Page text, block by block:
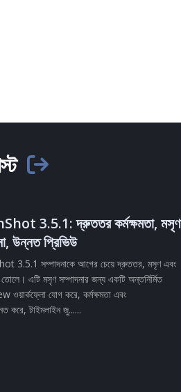
3.5.1: দ্রুততর কর্মক্ষমতা, মসৃণ
উন্নত প্রিভিউ
3.5.1 সম্পাদনাকে আগের চেয়ে দ্রুততর, মসৃণ এবং
এটি মসৃণ সম্পাদনার জন্য একটি অন্তর্নির্মিত
যোগ করে, কর্মক্ষমতা এবং
করে, টাইমলাইন জু......